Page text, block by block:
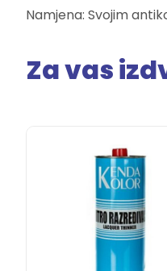
Namjena: Svojim
Za vas